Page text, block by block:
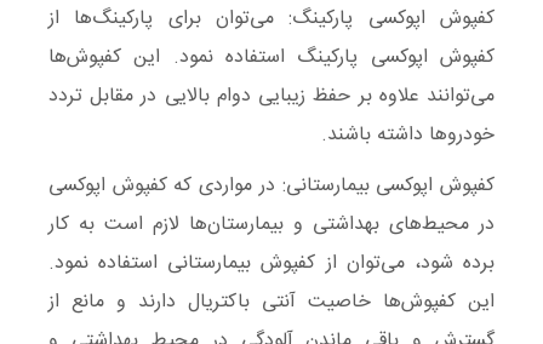
کفپوش اپوکسی پارکینگ:می‌توان برای پارکینگ‌ها از
کفپوش اپوکسی پارکینگ استفاده نمود. این کفپوش‌ها
می‌توانند علاوه بر حفظ زیبایی دوام بالایی در مقابل تردد
خودروها داشته باشند.
کفپوش اپوکسی بیمارستانی: در مواردی که کفپوش اپوکسی
در محیط‌های بهداشتی و بیمارستان‌ها لازم است به کار
برده شود، می‌توان از کفپوش بیمارستانی استفاده نمود.
این کفپوش‌ها خاصیت آنتی باکتریال دارند و مانع از